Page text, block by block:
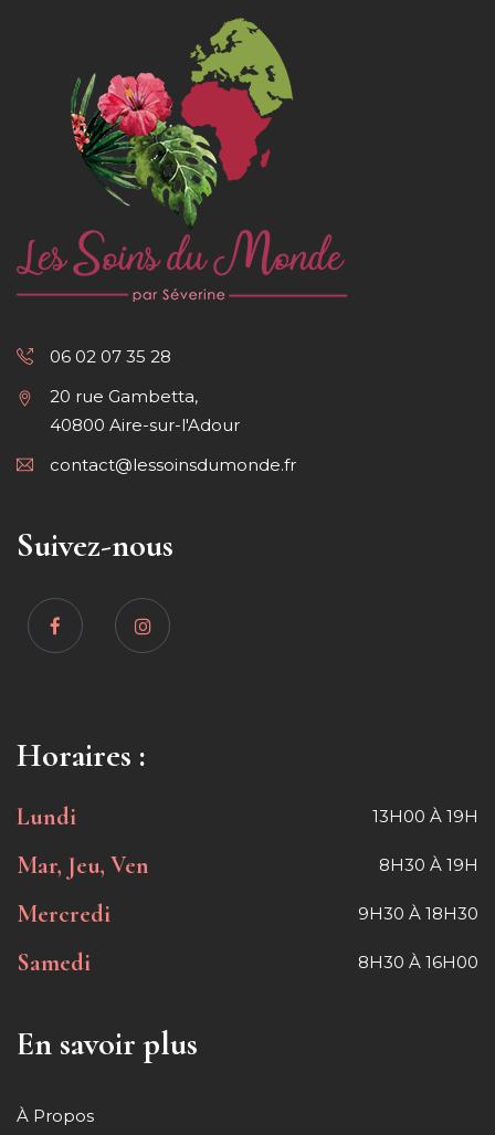
06 02 07 35 28
20 rue Gambetta,
40800 Aire-sur-l'Adour
contact@lessoinsdumonde.fr
Suivez-nous
Horaires :
Lundi 13H00 À 19H
Mar, Jeu, Ven 8H30 À 19H
Mercredi 9H30 À 18H30
Samedi 8H30 À 16H00
En savoir plus
À Propos